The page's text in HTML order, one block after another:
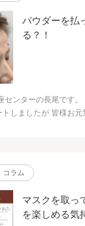
パウダーを払
る？！
センターの長尾です
しましたが 皆様お元
コラム
マスクを取っ
を楽しめる気